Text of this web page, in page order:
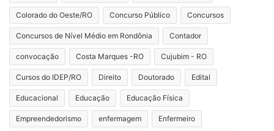
Colorado do Oeste/RO Concurso Público Concursos
Concursos de Nível Médio em Rondônia Contador
convocação Costa Marques -RO Cujubim - RO
Cursos do IDEP/RO Direito Doutorado Edital
Educacional Educação Educação Física
Empreendedorismo enfermagem Enfermeiro